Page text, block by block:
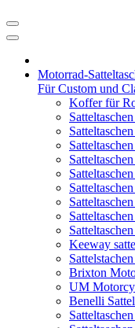
Motorrad-
Für Custom und
Koffer für
Keeway
Brixton
UM
Benelli